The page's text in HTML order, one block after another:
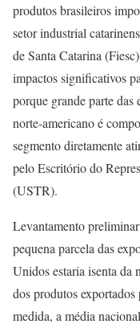
produtos brasileiros
setor industrial
de Santa Catarina
impactos significativos
porque grande parte das
norte-americano é
segmento diretamente
pelo Escritório do
(USTR).
Levantamento
pequena parcela das
Unidos estaria isenta da
dos produtos
medida, a média